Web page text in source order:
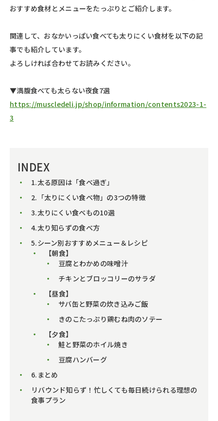
おすすめ食材とメニューをたっぷりとご紹介します。
関連して、おなかいっぱい食べても太りにくい食材を以下の記
事でも紹介しています。
よろしければ合わせてお読みください。
▼満腹食べても太らない夜食7選
https://muscledeli.jp/shop/information/contents2023-1-
3
INDEX
1.太る原因は「食べ過ぎ」
2.「太りにくい食べ物」の3つの特徴
3.太りにくい食べもの10選
4.太り知らずの食べ方
5.シーン別おすすめメニュー＆レシピ
【朝食】
豆腐とわかめの味噌汁
チキンとブロッコリーのサラダ
【昼食】
サバ缶と野菜の炊き込みご飯
きのこたっぷり鶏むね肉のソテー
【夕食】
鮭と野菜のホイル焼き
豆腐ハンバーグ
6.まとめ
リバウンド知らず！忙しくても毎日続けられる理想の
食事プラン